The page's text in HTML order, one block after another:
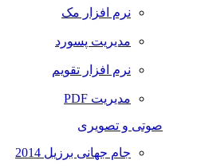
نرم افزار مک
مدیریت پسورد
نرم افزار تقویم
مدیریت PDF
صوتی و تصویری
جام جهانی برزیل 2014